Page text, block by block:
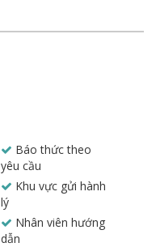
Báo thức theo
yêu cầu
Khu vực gửi hành
lý
Nhân viên hướng
dẫn